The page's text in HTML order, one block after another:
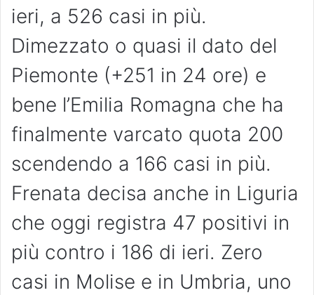
ieri, a 526 casi in più.
Dimezzato o quasi il dato del
Piemonte (+251 in 24 ore) e
bene l’Emilia Romagna che ha
finalmente varcato quota 200
scendendo a 166 casi in più.
Frenata decisa anche in Liguria
che oggi registra 47 positivi in
più contro i 186 di ieri. Zero
casi in Molise e in Umbria, uno